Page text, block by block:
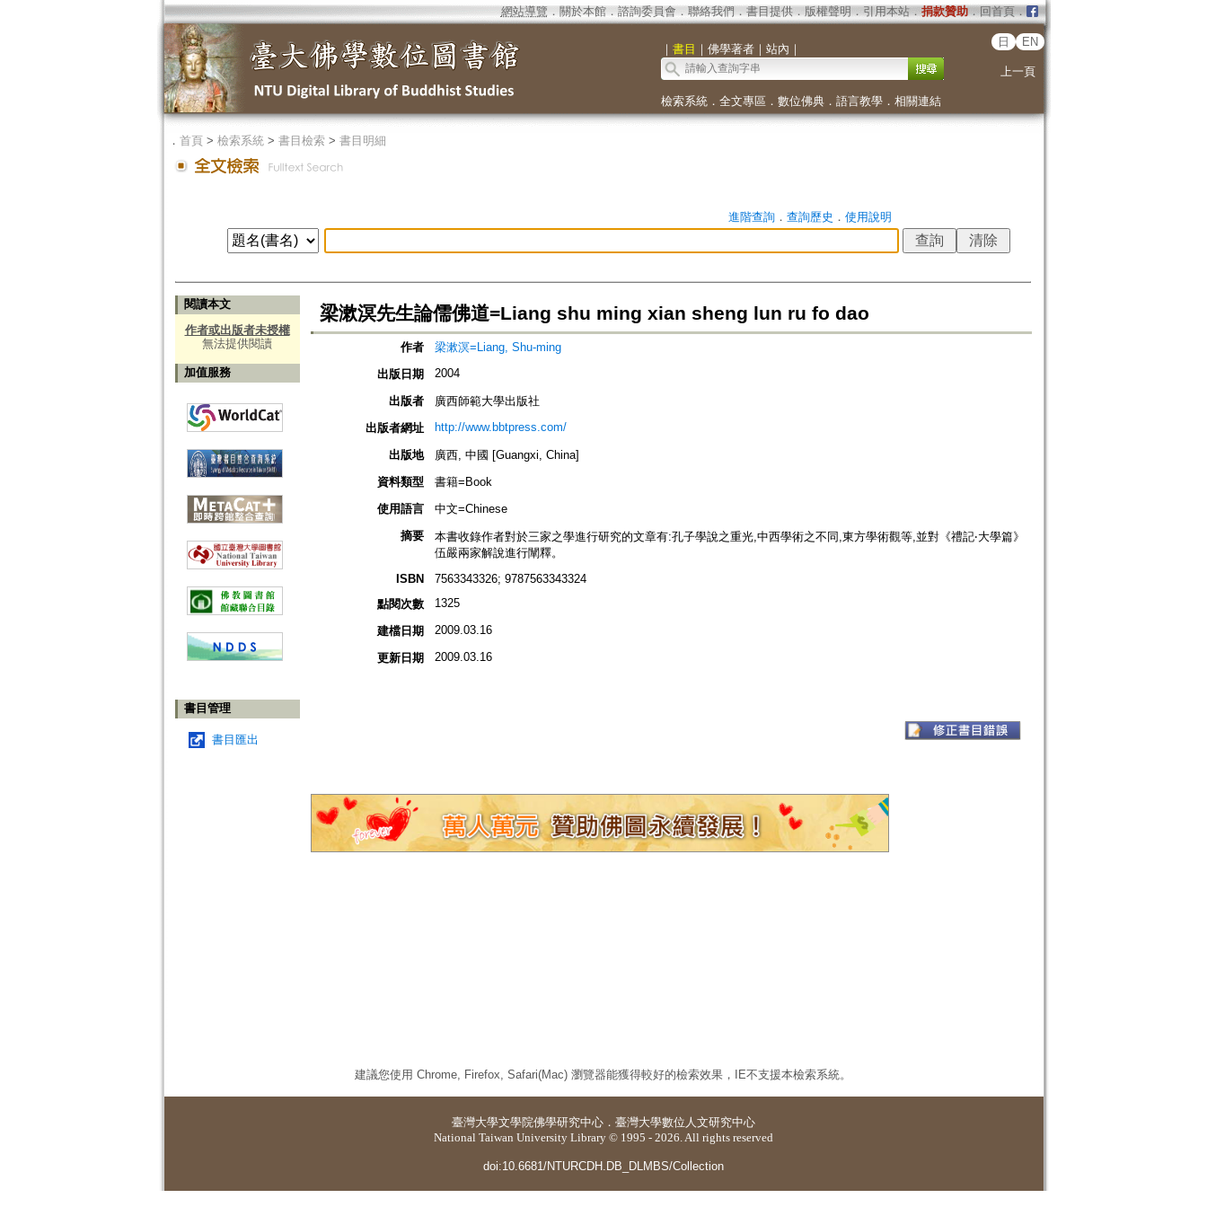
網站導覽 ． 關於本館． 諮詢委員會． 聯絡我們 ． 書目提供． 版權聲明 ． 引用本站． 捐款贊助．回首頁．
｜ 書目 ｜ 佛學著者｜ 站內 ｜
日 EN
上一頁
檢索系統． 全文專區 ． 數位佛典． 語言教學． 相關連結
． 首頁> 檢索系統> 書目檢索> 書目明細
進階查詢． 查詢歷史 ． 使用說明
閱讀本文
作者或出版者未授權
無法提供閱讀
加值服務
書目管理
書目匯出
梁漱溟先生論儒佛道=Liang shu ming xian sheng lun ru fo dao
作者
梁漱溟=Liang, Shu-ming
出版日期
2004
出版者
廣西師範大學出版社
出版者網址
http://www.bbtpress.com/
出版地
廣西, 中國 [Guangxi, China]
資料類型
書籍=Book
使用語言
中文=Chinese
摘要
本書收錄作者對於三家之學進行研究的文章有:孔子學說之重光,中西學術之不同,東方學術觀等,並對《禮記‧大學篇》
伍嚴兩家解說進行闡釋。
ISBN
7563343326; 9787563343324
點閱次數
1325
建檔日期 2009.03.16
更新日期 2009.03.16
建議您使用 Chrome, Firefox, Safari(Mac) 瀏覽器能獲得較好的檢索效果，IE不支援本檢索系統。
臺灣大學文學院佛學研究中心 ． 臺灣大學數位人文研究中心
National Taiwan University Library © 1995 - 2026. All rights reserved
doi:10.6681/NTURCDH.DB_DLMBS/Collection